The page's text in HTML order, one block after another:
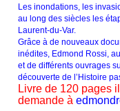
Les inondations, les
au long des siècles les
Laurent-du-Var.
Grâce à de nouveaux
inédites, Edmond Rossi,
et de différents ouvrages
découverte de l’Histoire
Livre de 120 pages
demande à